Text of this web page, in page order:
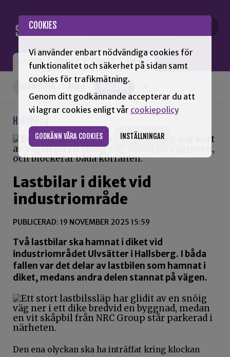
COOKIES
Vi använder enbart nödvändiga cookies för
funktionalitet och säkerhet på sidan samt
cookies för trafikmätning.
Genom ditt godkännande accepterar du att
vi lagrar cookies enligt vår cookiepolicy
GODKÄNN VÅRA COOKIES INSTÄLLNINGAR
NYHETER OPINION TIDNING OM SNN
HALLSBERG
Hallsberg
Lastbilar i diket vid
industriområde
PUBLICERAD: 19 NOVEMBER 2025 15:59
Två lastbilar ska hamnat i diket vid
industriområdet Ulvsätter i Hallsberg. I båda
fallen var det delar av lastbilen som hamnat i
diket, medans andra delen stannat på vägen.
Den ena olyckan ska ha inträffat kring klockan